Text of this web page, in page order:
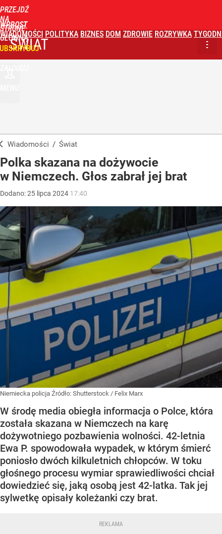
PRZEJDŹ
NA
STRONĘ
GŁÓWNĄ
WPROST
WIADOMOŚCI POLITYKA BIZNES DOM ZDROWIE ROZRYWKA
ŚWIAT
Wiadomości / Świat
Polka skazana na dożywocie
w Niemczech. Głos zabrał jej brat
Dodano:25 lipca 2024 17:40
Niemiecka policja Źródło: Shutterstock / Felix Marx
W środę media obiegła informacja o Polce, która
została skazana w Niemczech na karę
dożywotniego pozbawienia wolności. 42-letnia
Ewa P. spowodowała wypadek, w którym śmierć
poniosło dwóch kilkuletnich chłopców. W toku
głośnego procesu wymiar sprawiedliwości chciał
dowiedzieć się, jaką osobą jest 42-latka. Tak jej
sylwetkę opisały koleżanki czy brat.